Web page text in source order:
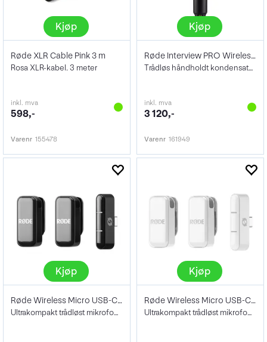
Kjøp
Røde XLR Cable Pink 3 m
Rosa XLR-kabel. 3 meter
inkl. mva
598,-
Varenr 155478
Kjøp
Røde Interview PRO Wireless Microphone
Trådløs håndholdt kondensatormikrofon
inkl. mva
3 120,-
Varenr 161949
Kjøp
Røde Wireless Micro USB-C Black
Ultrakompakt trådløst mikrofonsystem
Kjøp
Røde Wireless Micro USB-C White
Ultrakompakt trådløst mikrofonsystem